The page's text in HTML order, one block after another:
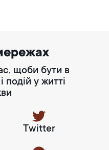
щоби бути в
подій у житті
Twitter